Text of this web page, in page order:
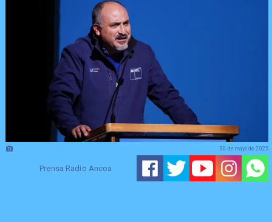
Prensa Radio Ancoa
30 de mayo de 2025